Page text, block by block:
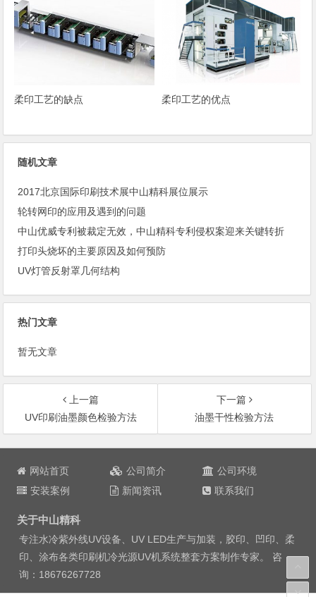
柔印工艺的缺点 柔印工艺的优点
随机文章
2017北京国际印刷技术展中山精科展位展示
轮转网印的应用及遇到的问题
中山优威专利被裁定无效，中山精科专利侵权案迎来关键转折
打印头烧坏的主要原因及如何预防
UV灯管反射罩几何结构
热门文章
暂无文章
上一篇
UV印刷油墨颜色检验方法
下一篇
油墨干性检验方法
文
网站首页 公司简介
公司环境
安装案例
新闻资讯 联系我们
关于中山精科
专注水冷紫外线UV设备、UV LED生产与加装，胶印、凹印、柔
印、涂布各类印刷机冷光源UV机系统整套方案制作专家。 咨
询： 18676267728